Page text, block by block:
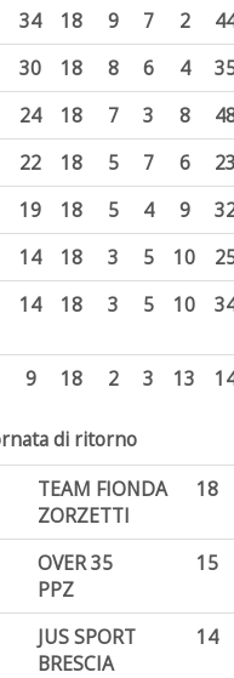
34 18 9 7 2
30 18 8 6 4
24 18 7 3 8
22 18 5 7 6
19 18 5 4 9
14 18 3 5 10
14 18 3 5 10
9 18 2 3 13
di ritorno
TEAM FIONDA
ZORZETTI
18
OVER 35
PPZ
15
JUS SPORT
BRESCIA
14